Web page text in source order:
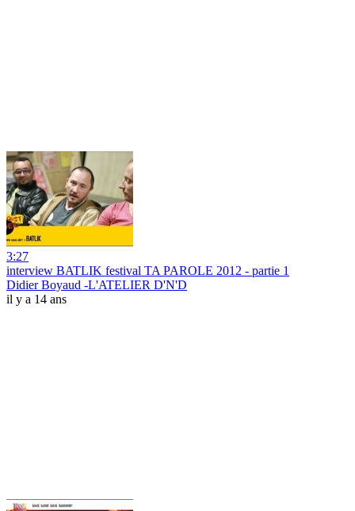
3:27
interview BATLIK festival TA PAROLE 2012 - partie 1
Didier Boyaud -L'ATELIER D'N'D
il y a 14 ans